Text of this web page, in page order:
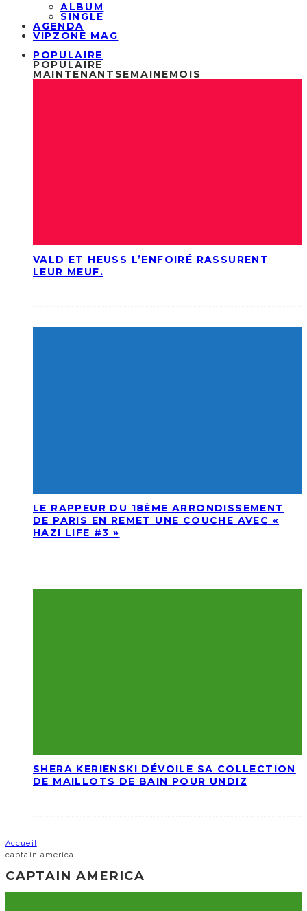
ALBUM
SINGLE
AGENDA
VIPZONE MAG
POPULAIRE
POPULAIRE
MAINTENANT SEMAINEMOIS
VALD ET HEUSS L’ENFOIRÉ RASSURENT
LEUR MEUF.
LE RAPPEUR DU 18ÈME ARRONDISSEMENT
DE PARIS EN REMET UNE COUCHE AVEC «
HAZI LIFE #3 »
SHERA KERIENSKI DÉVOILE SA COLLECTION
DE MAILLOTS DE BAIN POUR UNDIZ
Accueil
captain america
CAPTAIN AMERICA